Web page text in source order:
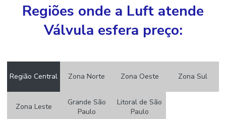
Válvula em aço carbono
Válvula de bronze
Válvula direcional
Válvula de esfera automática
Regiões onde a Luft atende
Válvula esfera preço:
Região Central Zona Norte Zona Oeste Zona Sul
Zona Leste
Grande São
Paulo
Litoral de São
Paulo